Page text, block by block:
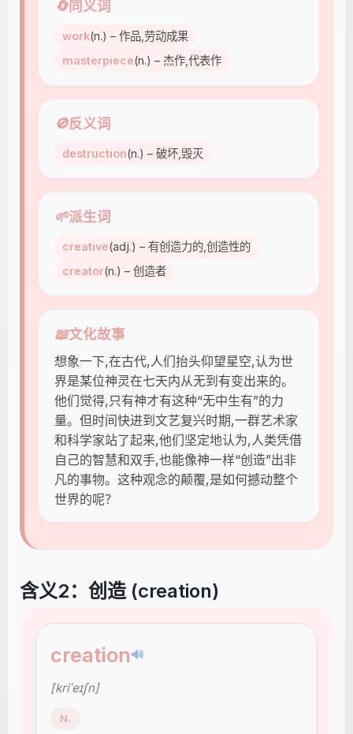
🔄同义词
work(n.) – 作品,劳动成果
masterpiece(n.) – 杰作,代表作
🚫反义词
destruction(n.) – 破坏,毁灭
🌱派生词
creative(adj.) – 有创造力的,创造性的
creator(n.) – 创造者
📖文化故事
想象一下,在古代,人们抬头仰望星空,认为世
界是某位神灵在七天内从无到有变出来的。
他们觉得,只有神才有这种“无中生有”的力
量。但时间快进到文艺复兴时期,一群艺术家
和科学家站了起来,他们坚定地认为,人类凭借
自己的智慧和双手,也能像神一样“创造”出非
凡的事物。这种观念的颠覆,是如何撼动整个
世界的呢？
含义2：创造 (creation)
creation🔊
[kriˈeɪʃn]
N.